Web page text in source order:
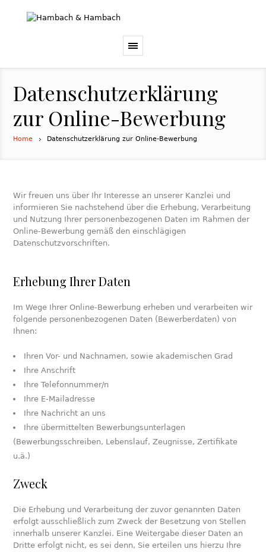
Datenschutzerklärung
zur Online-Bewerbung
Home Datenschutzerklärung zur Online-Bewerbung
Wir freuen uns über Ihr Interesse an unserer Kanzlei und
informieren Sie nachstehend über die Erhebung, Verarbeitung
und Nutzung Ihrer personenbezogenen Daten im Rahmen der
Online-Bewerbung gemäß den einschlägigen
Datenschutzvorschriften.
Erhebung Ihrer Daten
Im Wege Ihrer Online-Bewerbung erheben und verarbeiten wir
folgende personenbezogenen Daten (Bewerberdaten) von
Ihnen:
Ihren Vor- und Nachnamen, sowie akademischen Grad
Ihre Anschrift
Ihre Telefonnummer/n
Ihre E-Mailadresse
Ihre Nachricht an uns
Ihre übermittelten Bewerbungsunterlagen
(Bewerbungsschreiben, Lebenslauf, Zeugnisse, Zertifikate
u.ä.)
Zweck
Die Erhebung und Verarbeitung der zuvor genannten Daten
erfolgt ausschließlich zum Zweck der Besetzung von Stellen
innerhalb unserer Kanzlei. Eine Weitergabe dieser Daten an
Dritte erfolgt nicht, es sei denn, Sie erteilen uns hierzu Ihre